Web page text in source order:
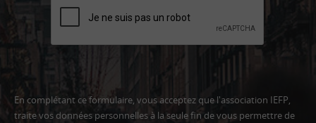
En complétant ce formulaire, vous acceptez que l'association IEFP,
traite vos données personnelles à la seule fin de vous permettre de